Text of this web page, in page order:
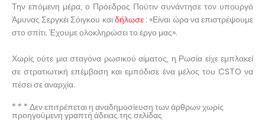
Την επόμενη μέρα, ο Πρόεδρος Πούτιν συνάντησε τον υπουργό
Άμυνας Σεργκέι Σόιγκου καιδήλωσε: «Είναι ώρα να επιστρέψουμε
στο σπίτι. Έχουμε ολοκληρώσει το έργο μας».
Χωρίς ούτε μια σταγόνα ρωσικού αίματος, η Ρωσία είχε εμπλακεί
σε στρατιωτική επέμβαση και εμπόδισε ένα μέλος του CSTO να
πέσει σε αναρχία.
* * * Δεν επιτρέπεται η αναδημοσίευση των άρθρων χωρίς
προηγούμενη γραπτή άδειας της σελίδας